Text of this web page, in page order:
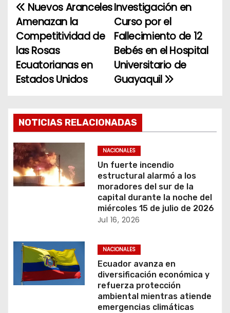
N
a
v
e
a
c
i
ó
e
e
Investigación en
Curso por el
Fallecimiento de 12
Bebés en el Hospital
Universitario de
Guayaquil
Nuevos Aranceles
Amenazan la
Competitividad de
las Rosas
Ecuatorianas en
Estados Unidos
NOTICIAS RELACIONADAS
NACIONALES
Un fuerte incendio
estructural alarmó a los
moradores del sur de la
capital durante la noche del
miércoles 15 de julio de 2026
Jul 16, 2026
NACIONALES
Ecuador avanza en
diversificación económica y
refuerza protección
ambiental mientras atiende
emergencias climáticas